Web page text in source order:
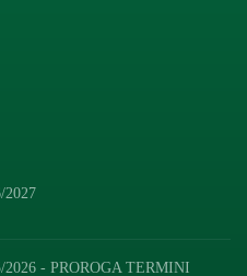
2027
2026 - PROROGA TERMINI